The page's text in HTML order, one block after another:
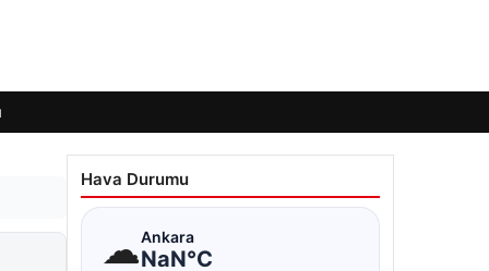
Hava Durumu
☁Ankara
NaN°C